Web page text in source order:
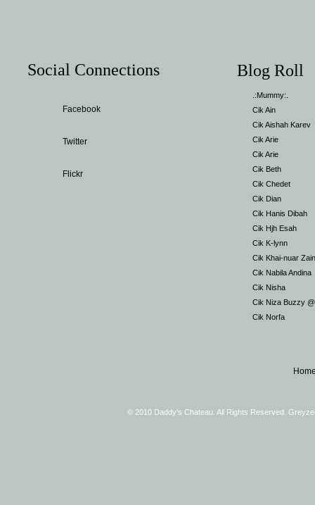
Social Connections
Facebook
Twitter
Flickr
Blog Roll
.:Mummy:.
Cik Ain
Cik Aishah Karev
Cik Arie
Cik Arie
Cik Beth
Cik Chedet
Cik Dian
Cik Hanis Dibah
Cik Hjh Esah
Cik K-lynn
Cik Khai-nuar Zain
Cik Nabila Andina
Cik Nisha
Cik Niza Buzzy
Cik Norfa
© 2010 Daddy's Chateau. All Rights Reserved.